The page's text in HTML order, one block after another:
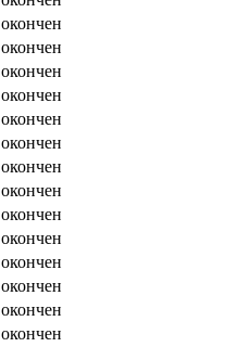
окончен
окончен
окончен
окончен
окончен
окончен
окончен
окончен
окончен
окончен
окончен
окончен
окончен
окончен